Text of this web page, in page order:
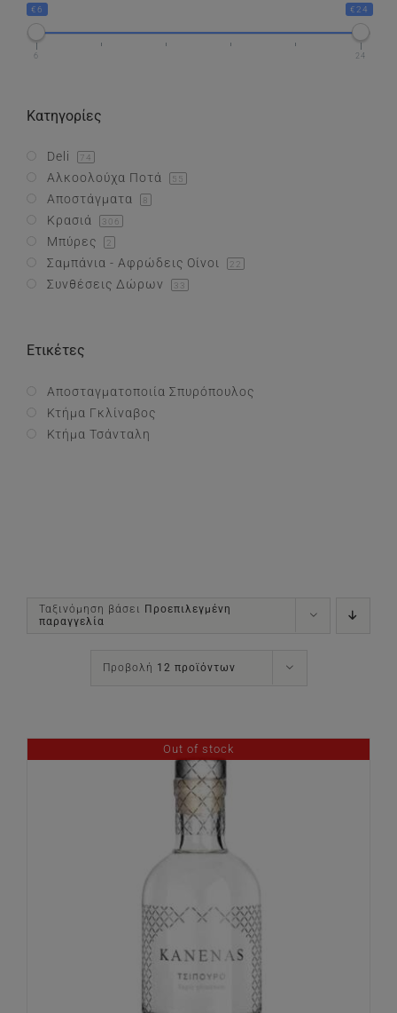
Συνθέσεις Δώρων
Ταξινόμηση βάσει Προεπιλεγμένη
παραγγελία
Προβολή 12 προϊόντων
Out of stock
€6 €24
6 24
Κατηγορίες
Deli 74
Αλκοολούχα Ποτά 55
Αποστάγματα 8
Κρασιά 306
Μπύρες 2
Σαμπάνια - Αφρώδεις Οίνοι 22
Συνθέσεις Δώρων 33
Ετικέτες
Αποσταγματοποιία Σπυρόπουλος
Κτήμα Γκλίναβος
Κτήμα Τσάνταλη